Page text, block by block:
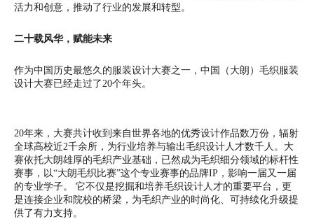
活力和创意，推动了行业的发展和转型。
二十载风华，赋能未来
作为中国历史最悠久的服装设计大赛之一，中国（大朗）毛织服装
设计大赛已经走过了20个年头。
20年来，大赛共计收到来自世界各地的优秀设计作品数万份，辐射
全球高校近2千余所，为行业培养与输出毛织设计人才数千人。大
赛依托大朗雄厚的毛织产业基础，已然成为毛织细分领域的标杆性
赛事，以“大朗毛织比赛”这个专业赛事的品牌IP，影响一届又一届
的专业学子。 它不仅是挖掘和培养毛织设计人才的重要平台，更
是连接企业和院校的桥梁，为毛织产业的时尚化、可持续化升级提
供了有力支持。